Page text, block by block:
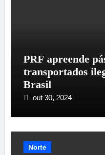
PRF apreende
transportados
Brasil
out 30, 2024
Norte